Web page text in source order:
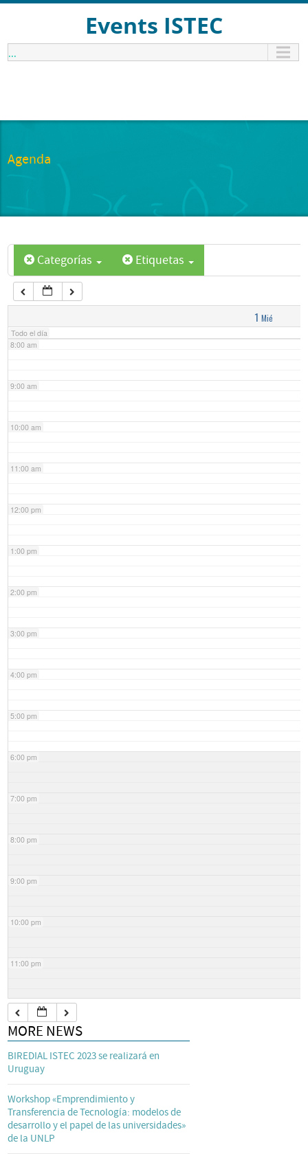
Events ISTEC
...
Agenda
Categorías Etiquetas
1 Mié
Todo el día
1:00 am
6:00 am
7:00 am
8:00 am
9:00 am
10:00 am
11:00 am
12:00 pm
1:00 pm
2:00 pm
3:00 pm
4:00 pm
5:00 pm
6:00 pm
7:00 pm
8:00 pm
9:00 pm
10:00 pm
11:00 pm
MORE NEWS
BIREDIAL ISTEC 2023 se realizará en
Uruguay
Workshop «Emprendimiento y
Transferencia de Tecnología: modelos de
desarrollo y el papel de las universidades»
de la UNLP